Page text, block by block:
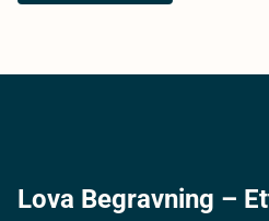
Lova Begravning –